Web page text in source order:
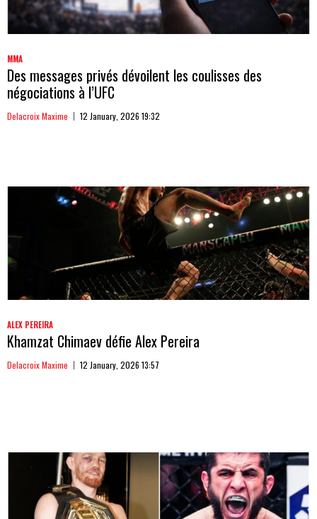
MMA
Des messages privés dévoilent les coulisses des
négociations à l’UFC
Delacroix Maxime 12 January, 2026 19:32
ALEX PEREIRA
Khamzat Chimaev défie Alex Pereira
Delacroix Maxime 12 January, 2026 13:57